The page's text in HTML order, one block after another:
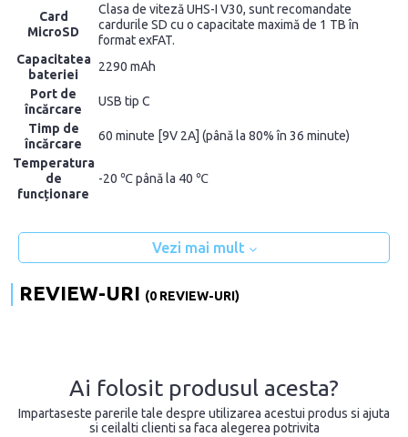
Card
MicroSD
Clasa de viteză UHS-I V30, sunt recomandate
cardurile SD cu o capacitate maximă de 1 TB în
format exFAT.
Capacitatea
bateriei
2290 mAh
Port de
încărcare
USB tip C
Timp de
încărcare
60 minute [9V 2A] (până la 80% în 36 minute)
Temperatura
de
funcționare
-20 ℃ până la 40 ℃
Vezi mai mult
REVIEW-URI (0 REVIEW-URI)
Ai folosit produsul acesta?
Impartaseste parerile tale despre utilizarea acestui produs si ajuta
si ceilalti clienti sa faca alegerea potrivita